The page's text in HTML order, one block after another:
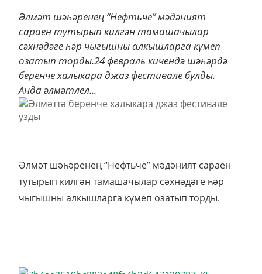
Әлмәт шәһәренең “Нефтьче” мәдәният
сараен тутырып килгән тамашачылар
сәхнәдәге һәр чыгышны алкышларга күмеп
озатып торды.24 февраль кичендә шәһәрдә
беренче халыкара джаз фестивале булды.
Анда әлмәтлел...
Әлмәт шәһәренең “Нефтьче” мәдәният сараен
тутырып килгән тамашачылар сәхнәдәге һәр
чыгышны алкышларга күмеп озатып торды.